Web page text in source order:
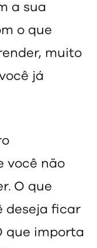
a sua
o que
muito
já
você não
O que
deseja ficar
que importa